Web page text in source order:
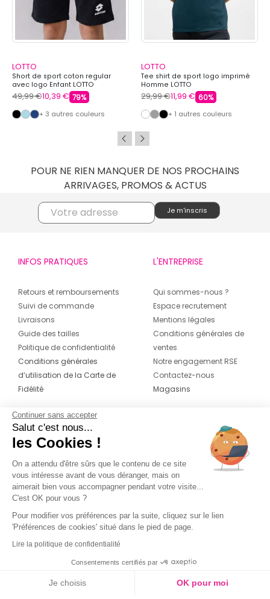
LOTTO
Short de sport coton regular
avec logo Enfant LOTTO
49,99 €10,39 € 79%
+ 3 autres couleurs
LOTTO
Tee shirt de sport logo imprimé
Homme LOTTO
29,99 €11,99 € 60%
+ 1 autres couleurs
POUR NE RIEN MANQUER DE NOS PROCHAINS
ARRIVAGES, PROMOS & ACTUS
INFOS PRATIQUES
Retours et remboursements
Suivi de commande
Livraisons
Guide des tailles
Politique de confidentialité
Conditions générales
d’utilisation de la Carte de
Fidélité
L'ENTREPRISE
Qui sommes-nous ?
Espace recrutement
Mentions légales
Conditions générales de
ventes
Notre engagement RSE
Contactez-nous
Magasins
CONTACT
04 42 20 78 42
Du lundi au jeudi de 8h30 à 16h30 & le
vendredi de 8h30 à 15h30
Continuer sans accepter
Salut c'est nous...
les Cookies !
On a attendu d'être sûrs que le contenu de ce site
vous intéresse avant de vous déranger, mais on
aimerait bien vous accompagner pendant votre visite...
C'est OK pour vous ?
Pour modifier vos préférences par la suite, cliquez sur le lien
'Préférences de cookies' situé dans le pied de page.
Lire la politique de confidentialité
Consentements certifiés par
Je choisis OK pour moi